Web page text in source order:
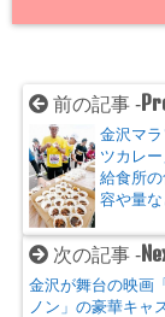
前の記事 -
金沢マ
ツカレー
給食所
容や量な
次の記事 -
金沢が舞台の映画
ノン」の豪華キャ